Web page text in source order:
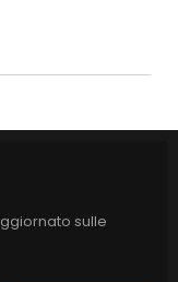
sulle